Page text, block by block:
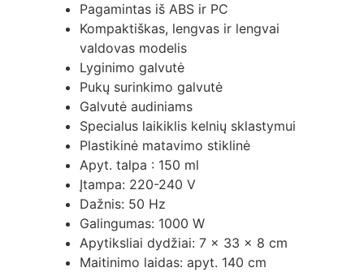
Pagamintas iš ABS ir PC
Kompaktiškas, lengvas ir lengvai
valdovas modelis
Lyginimo galvutė
Pukų surinkimo galvutė
Galvutė audiniams
Specialus laikiklis kelnių sklastymui
Plastikinė matavimo stiklinė
Apyt. talpa : 150 ml
Įtampa: 220-240 V
Dažnis: 50 Hz
Galingumas: 1000 W
Apytiksliai dydžiai: 7 x 33 x 8 cm
Maitinimo laidas: apyt. 140 cm